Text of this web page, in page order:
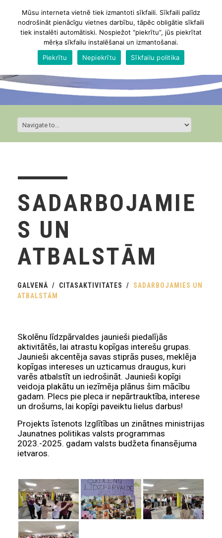
SADARBOJAMIE
S UN
ATBALSTĀM
GALVENĀ CITASAKTIVITATES
SADARBOJAMIES UN
ATBALSTĀM
Skolēnu līdzpārvaldes jaunieši piedalījās
aktivitātēs, lai atrastu kopīgas interešu grupas.
Jaunieši akcentēja savas stiprās puses, meklēja
kopīgas intereses un uzticamus draugus, kuri
varēs atbalstīt un iedrošināt. Jaunieši kopīgi
veidoja plakātu un iezīmēja plānus šim mācību
gadam. Plecs pie pleca ir nepārtrauktība, interese
un drošums, lai kopīgi paveiktu lielus darbus!
Projekts īstenots Izglītības un zinātnes ministrijas
Jaunatnes politikas valsts programmas
2023.-2025. gadam valsts budžeta finansējuma
ietvaros.
Mūsu interneta vietnē tiek izmantoti sīkfaili. Sīkfaili palīdz
nodrošināt pienācīgu vietnes darbību, tāpēc obligātie sīkfaili
tiek instalēti automātiski. Nospiežot “piekrītu”, jūs piekrītat
mērķa sīkfailu instalēšanai un izmantošanai.
Piekrītu
Nepiekrītu Sīkfailu politika